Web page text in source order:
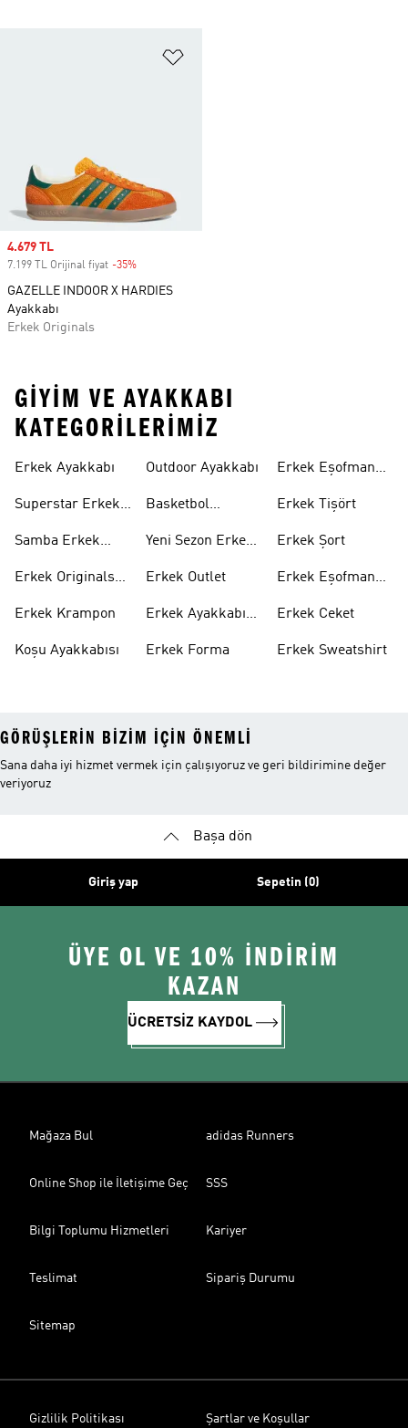
Sale price
4.679 TL
7.199 TL Orijinal fiyat -35%
GAZELLE INDOOR X HARDIES
Ayakkabı
Erkek Originals
GIYIM VE AYAKKABI
KATEGORILERIMIZ
Erkek Ayakkabı
Superstar Erkek
Samba Erkek
Erkek Originals
Erkek Krampon
Koşu Ayakkabısı
Outdoor Ayakkabı
Basketbol
Yeni Sezon Erkek
Erkek Outlet
Erkek Ayakkabı
Erkek Forma
Erkek Eşofman
Erkek Tişört
Erkek Şort
Erkek Eşofman
Erkek Ceket
Erkek Sweatshirt
GÖRÜŞLERIN BIZIM IÇIN ÖNEMLI
Sana daha iyi hizmet vermek için çalışıyoruz ve geri bildirimine değer
veriyoruz
Başa dön
Giriş yap Sepetin (0)
ÜYE OL VE 10% İNDİRİM
KAZAN
ÜCRETSİZ KAYDOL
Mağaza Bul adidas Runners
Online Shop ile İletişime Geç SSS
Bilgi Toplumu Hizmetleri Kariyer
Teslimat Sipariş Durumu
Sitemap
Gizlilik Politikası Şartlar ve Koşullar